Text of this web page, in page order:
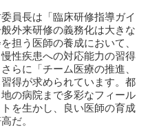
員長は「臨床研修指導ガイ
外来研修の義務化は大きな
担う医師の養成において、
性疾患への対応能力の習得
らに「チーム医療の推進、
得が求められています。都
の病院まで多彩なフィール
を生かし、良い医師の育成
だ。